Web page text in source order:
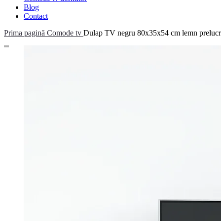
Blog
Contact
Prima pagină Comode tv Dulap TV negru 80x35x54 cm lemn